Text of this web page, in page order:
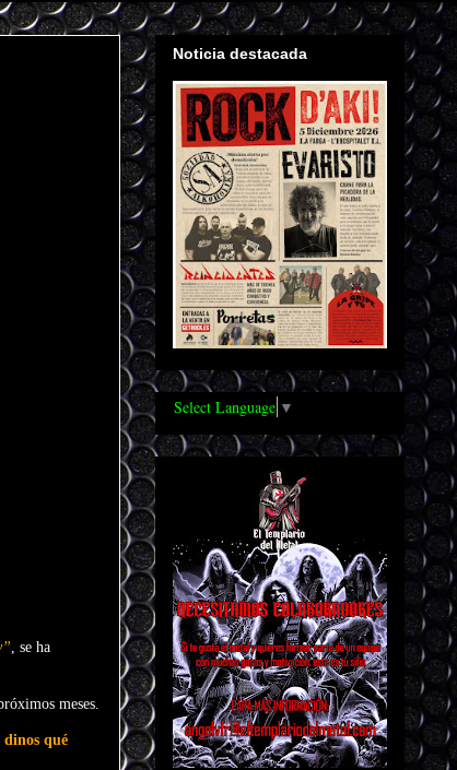
, se ha
meses.
dinos qué
Noticia destacada
Select Language ▼